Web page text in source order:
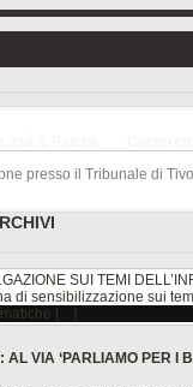
AL VIA ‘PARLIAMO PER I
presso il Tribunale di